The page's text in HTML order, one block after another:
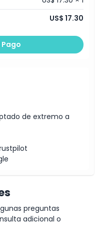
US$ 17.30
de extremo a
preguntas
adicional o